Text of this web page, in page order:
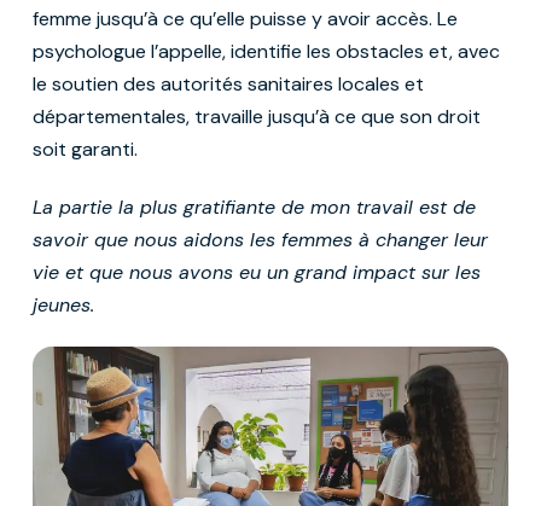
femme jusqu’à ce qu’elle puisse y avoir accès. Le
psychologue l’appelle, identifie les obstacles et, avec
le soutien des autorités sanitaires locales et
départementales, travaille jusqu’à ce que son droit
soit garanti.
La partie la plus gratifiante de mon travail est de
savoir que nous aidons les femmes à changer leur
vie et que nous avons eu un grand impact sur les
jeunes.